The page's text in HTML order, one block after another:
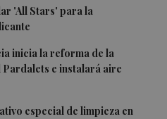
'All Stars' para la
inicia la reforma de la
e instalará aire
especial de limpieza en